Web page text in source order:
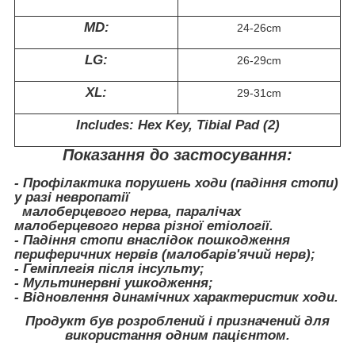
MD: 24-26cm
LG: 26-29cm
XL: 29-31cm
Includes: Hex Key, Tibial Pad (2)
Показання до застосування:
- Профілактика порушень ходи (падіння стопи)
у разі невропатії
малоберцевого нерва, паралічах
малоберцевого нерва різної етіології.
- Падіння стопи внаслідок пошкодження
периферичних нервів (малобарів'ячий нерв);
- Геміплегія після інсульту;
- Мультинервні ушкодження;
- Відновлення динамічних характеристик ходи.
Продукт був розроблений і призначений для
використання одним пацієнтом.